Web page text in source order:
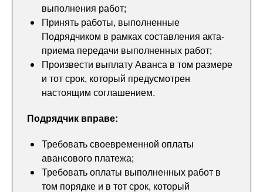
выполнения работ;
Принять работы, выполненные
Подрядчиком в рамках составления акта-
приема передачи выполненных работ;
Произвести выплату Аванса в том размере
и тот срок, который предусмотрен
настоящим соглашением.
Подрядчик вправе:
Требовать своевременной оплаты
авансового платежа;
Требовать оплаты выполненных работ в
том порядке и в тот срок, который